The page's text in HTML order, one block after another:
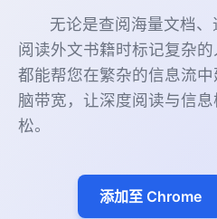
无论是查阅海量文档
阅读外文书籍时标记复杂
都能帮您在繁杂的信息流
脑带宽，让深度阅读与信
松。
添加至 Chrome